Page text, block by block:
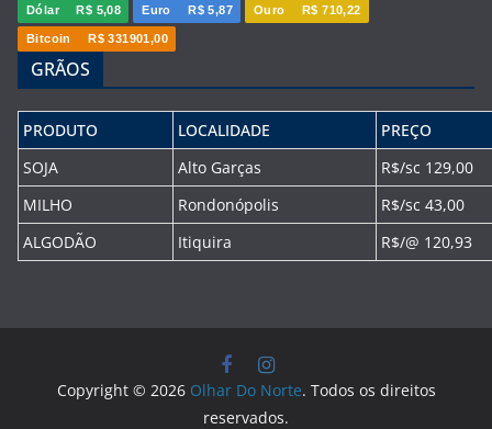
Dólar R$ 5,08 Euro R$ 5,87 Ouro R$ 710,22
Bitcoin R$ 331901,00
GRÃOS
PRODUTO LOCALIDADE
PREÇO
SOJA
Alto Garças
R$/sc 129,00
MILHO
Rondonópolis
R$/sc 43,00
ALGODÃO
Itiquira R$/@ 120,93
Copyright © 2026 Olhar Do Norte. Todos os direitos
reservados.